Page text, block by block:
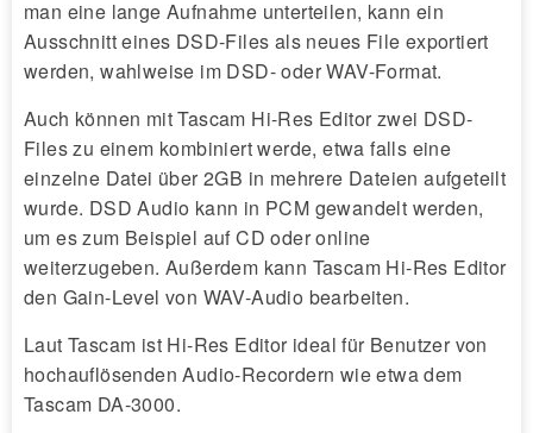
man eine lange Aufnahme unterteilen, kann ein
Ausschnitt eines DSD-Files als neues File exportiert
werden, wahlweise im DSD- oder WAV-Format.
Auch können mit Tascam Hi-Res Editor zwei DSD-
Files zu einem kombiniert werde, etwa falls eine
einzelne Datei über 2GB in mehrere Dateien aufgeteilt
wurde. DSD Audio kann in PCM gewandelt werden,
um es zum Beispiel auf CD oder online
weiterzugeben. Außerdem kann Tascam Hi-Res Editor
den Gain-Level von WAV-Audio bearbeiten.
Laut Tascam ist Hi-Res Editor ideal für Benutzer von
hochauflösenden Audio-Recordern wie etwa dem
Tascam DA-3000.